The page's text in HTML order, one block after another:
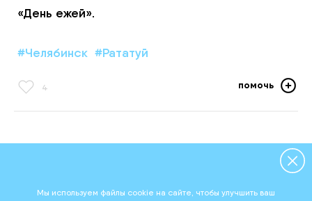
«День ежей».
#Челябинск #Рататуй
4 помочь
детям
Мы используем файлы cookie на сайте, чтобы улучшить ваш